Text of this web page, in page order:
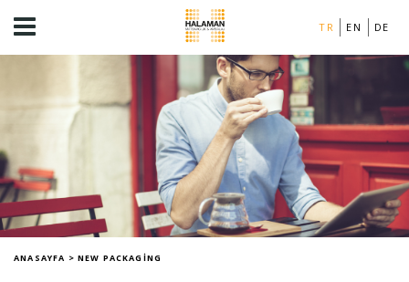
TR EN DE
ANASAYFA > NEW PACKAGING